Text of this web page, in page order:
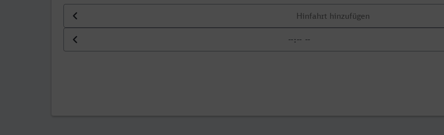
Datum der Hinfahrt
Uhrzeit der Hinfahrt